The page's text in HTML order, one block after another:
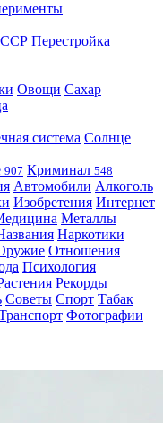
Перестройка
Овощи Сахар
система Солнце
907 Криминал 548
Автомобили Алкоголь
Изобретения Интернет
Металлы
Наркотики
Отношения
Психология
Рекорды
Советы Спорт Табак
Фотографии